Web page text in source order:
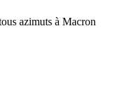
azimuts à Macron